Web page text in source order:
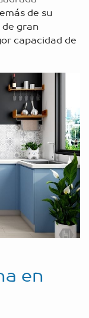
de su
gran
capacidad de
en